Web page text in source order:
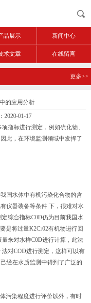
品展示 新闻中心
术文章 在线留言
更多>>
的应用分析
2020-01-17
指标进行测定，例如硫化物、
此，在环境监测领域中发挥了
国水体中有机污染化合物的含
仪器装备等条件 下，很难对水
综合指标C0D仍为目前我国水
是将过量K2Cr02有机物进行回
来对水样C0D进行计算，此法
对COD进行测定，这样可以有
经在水质监测中得到了广泛的
污染程度进行评价以外，有时